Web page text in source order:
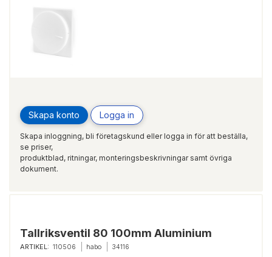
Skapa konto Logga in
Skapa inloggning, bli företagskund eller logga in för att beställa,
se priser,
produktblad, ritningar, monteringsbeskrivningar samt övriga
dokument.
Tallriksventil 80 100mm Aluminium
ARTIKEL: 110506 habo 34116